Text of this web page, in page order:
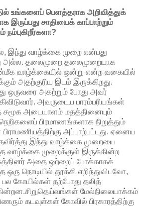
உங்களைப் பெளத்தராக அறிவித்துக்
சாதியைக் காப்பாற்றும்
இந்து வாழ்க்கை முறை என்பது
அல்ல. தலைமுறை தலைமுறையாக
வாழ்க்கையில் ஒன்று என்ற வகையில்
அதற்குரிய இடம் இருக்கிறது.
ஒருவரை அகற்றும் போது அவர்
அவருடைய பாரம்பரியங்கள்
சமூக அடையாளம் மதத்தினையும்
பிரமாணங்களாக நிறுத்தும்
அப்பாற்பட்டது. ஏனைய
இந்து வாழ்க்கை முறையை
வாழ்க்கை முறைக்குள் இருக்கின்ற
அதை ஒற்றைப் போக்காகக்
நொடியில் தூக்கி எறிந்துவிடவோ,
பல கோயில்கள் தற்போது தலித்
மேல்நிலையாக்கம்
கடவுள்கள் கோவில் பிரகாரத்திற்கு